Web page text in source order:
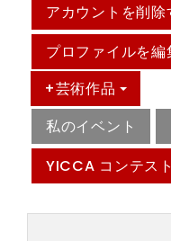
アカウントを削除
プロファイルを編
+芸術作品
私のイベント
YICCA コンテス